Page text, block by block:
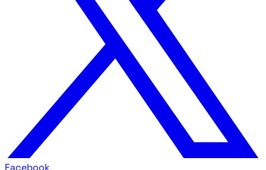
Facebook